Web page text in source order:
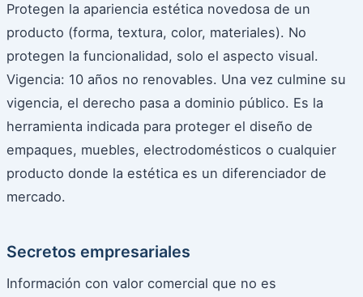
Protegen la apariencia estética novedosa de un
producto (forma, textura, color, materiales). No
protegen la funcionalidad, solo el aspecto visual.
Vigencia: 10 años no renovables. Una vez culmine su
vigencia, el derecho pasa a dominio público. Es la
herramienta indicada para proteger el diseño de
empaques, muebles, electrodomésticos o cualquier
producto donde la estética es un diferenciador de
mercado.
Secretos empresariales
Información con valor comercial que no es